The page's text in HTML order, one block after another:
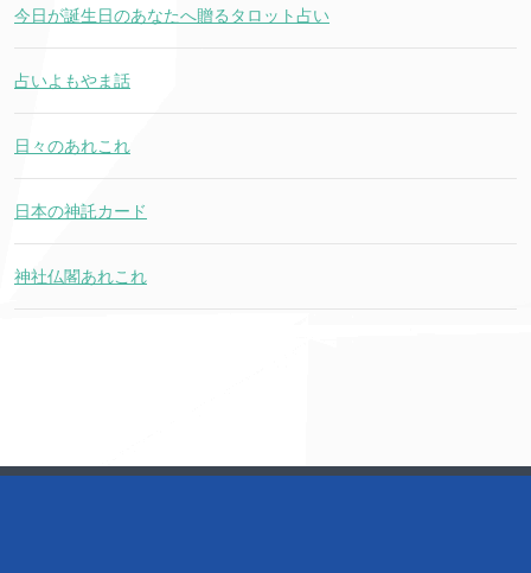
今日が誕生日のあなたへ贈るタロット占い
占いよもやま話
日々のあれこれ
日本の神託カード
神社仏閣あれこれ